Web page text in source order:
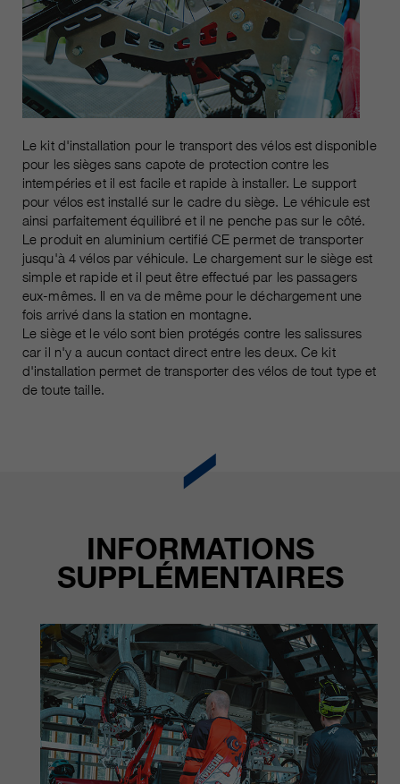
Le kit d'installation pour le transport des vélos est disponible
pour les sièges sans capote de protection contre les
intempéries et il est facile et rapide à installer. Le support
pour vélos est installé sur le cadre du siège. Le véhicule est
ainsi parfaitement équilibré et il ne penche pas sur le côté.
Le produit en aluminium certifié CE permet de transporter
jusqu'à 4 vélos par véhicule. Le chargement sur le siège est
simple et rapide et il peut être effectué par les passagers
eux-mêmes. Il en va de même pour le déchargement une
fois arrivé dans la station en montagne.
Le siège et le vélo sont bien protégés contre les salissures
car il n'y a aucun contact direct entre les deux. Ce kit
d'installation permet de transporter des vélos de tout type et
de toute taille.
INFORMATIONS
SUPPLÉMENTAIRES
durée
pour la session actuelle du
navigateur
fin
C’est utilisé pour protéger contre
les spams causés par les spams.
Name cookie_optin
fournisseur sgalinski Cookie Opt In
durée 30 jours
fin
Enregistre les paramètres de
cookie sélectionnés par
l’utilisateur.
Les cookies marketing comprennent le suivi et les
cookies statistiques
Name
_ga, _gid, _gat, __utma, __utmb,
__utmc, __utmd, __utmz
fournisseur Google Analytics
durée
varie entre 2 ans et 6 mois, voire
moins.
fin
Ces cookies sont utilisés par
Google Analytics pour collecter
différents types d’informations
d’utilisation, y compris des
informations personnelles et non
personnelles. Vous trouverez de
plus amples informations dans les
dispositions sur la protection des
données de Google Analytics sur
Ces informations sont également
transmises à nos clients /
informations sur les cookies